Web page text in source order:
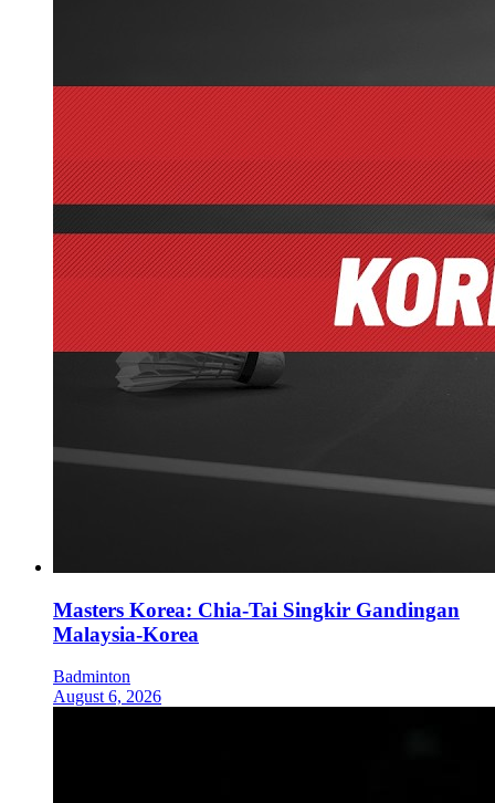
Masters Korea: Chia-Tai Singkir Gandingan
Malaysia-Korea
Badminton
August 6, 2026